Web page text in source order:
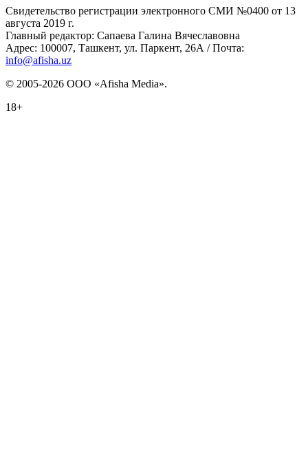
Свидетельство регистрации электронного СМИ №0400 от 13
августа 2019 г.
Главный редактор: Сапаева Галина Вячеславовна
Адрес: 100007, Ташкент, ул. Паркент, 26А / Почта:
info@afisha.uz
© 2005-2026 ООО «Afisha Media».
18+